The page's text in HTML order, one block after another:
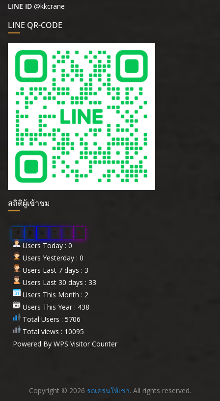
LINE ID @kkcrane
LINE QR-CODE
สถิติผู้เข้าชม
5 7 0 6
Users Today : 0
Users Yesterday : 0
Users Last 7 days : 3
Users Last 30 days : 33
Users This Month : 2
Users This Year : 438
Total Users : 5706
Total views : 10095
Powered By WPS Visitor Counter
Copyright © 2026 รถเครนให้เช่า. All rights reserved.